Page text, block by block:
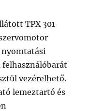
TPX 301
nyomtatási
vezérelhető.
lemeztartó és